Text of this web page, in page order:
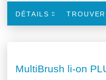
DÉTAILS
MultiBrush li-on